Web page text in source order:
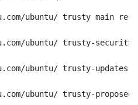
ubuntu/ trusty main
ubuntu/ trusty-
ubuntu/ trusty-updates
ubuntu/ trusty-